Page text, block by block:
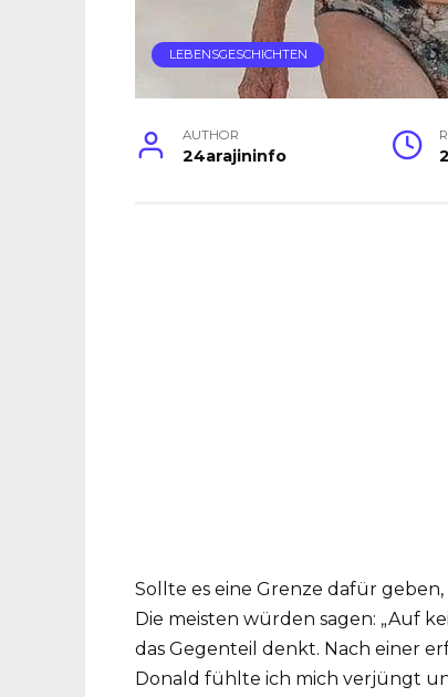
LEBENSGESCHICHTEN
AUTHOR
24arajininfo
Sollte es eine Grenze dafür
Die meisten würden sagen: „Auf
das Gegenteil denkt. Nach einer
Donald fühlte ich mich verjüngt